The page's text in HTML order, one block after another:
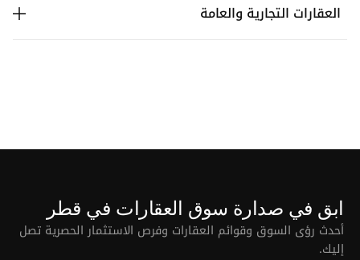
العقارات التجارية والعامة
ابق في صدارة سوق العقارات في قطر
أحدث رؤى السوق وقوائم العقارات وفرص الاستثمار الحصرية تصل
إليك.